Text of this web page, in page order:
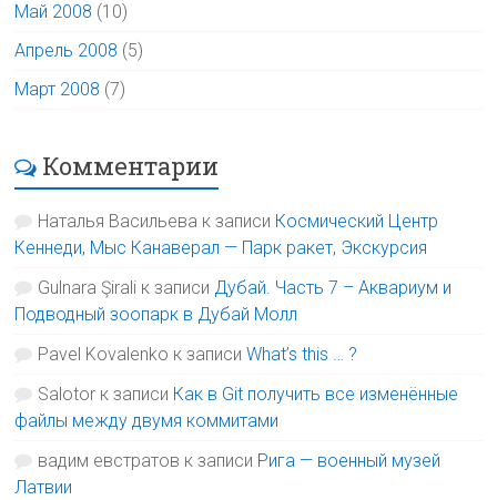
Май 2008 (10)
Апрель 2008 (5)
Март 2008 (7)
Комментарии
Наталья Васильева к записи Космический Центр
Кеннеди, Мыс Канаверал — Парк ракет, Экскурсия
Gulnara Şirali к записи Дубай. Часть 7 – Аквариум и
Подводный зоопарк в Дубай Молл
Pavel Kovalenko к записиWhat’s this … ?
Salotor к записи Как в Git получить все изменённые
файлы между двумя коммитами
вадим евстратов к записи Рига — военный музей
Латвии